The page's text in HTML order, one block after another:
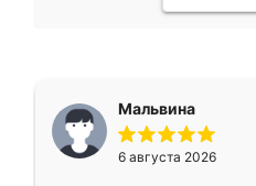
Мальвина
6 августа 2026